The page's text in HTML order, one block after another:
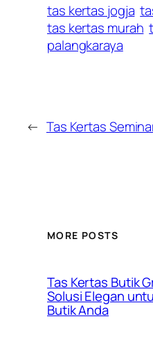
tas kertas jogja
tas kertas murah
palangkaraya
← Tas Kertas
MORE POSTS
Tas Kertas Butik
Solusi Elegan
Butik Anda